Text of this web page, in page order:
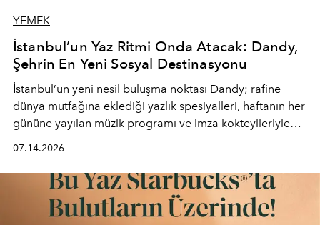
YEMEK
İstanbul’un Yaz Ritmi Onda Atacak: Dandy,
Şehrin En Yeni Sosyal Destinasyonu
İstanbul’un yeni nesil buluşma noktası Dandy; rafine
dünya mutfağına eklediği yazlık spesiyalleri, haftanın her
gününe yayılan müzik programı ve imza kokteylleriyle
lüks" anlayışıyla buluşturan mekan; gurme lezzetleri, iyi
müziği ve açık havadaki özel puro alanını tek bir çatı
altında sunuyor.
07.14.2026